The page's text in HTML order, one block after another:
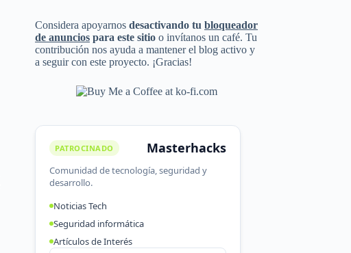
Considera apoyarnosdesactivando tubloqueador
de anuncios para este sitio o invítanos un café. Tu
contribución nos ayuda a mantener el blog activo y
a seguir con este proyecto. ¡Gracias!
PATROCINADO Masterhacks
Comunidad de tecnología, seguridad y
desarrollo.
Noticias Tech
Seguridad informática
Artículos de Interés